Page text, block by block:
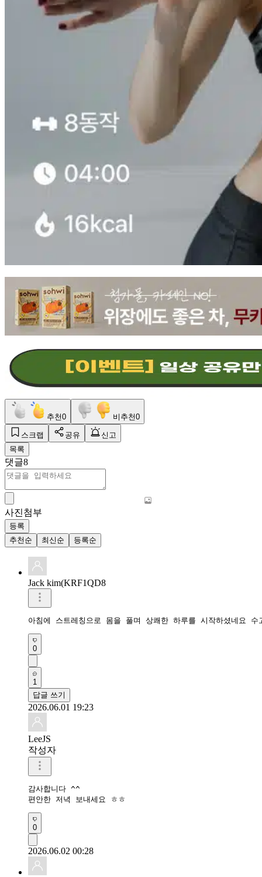
추천0 비추천0
스크랩 공유
신고
목록
댓글8
사진첨부
등록
추천순
최신순 등록순
Jack kim(KRF1QD8
아침에 스트레칭으로 몸을 풀며 상쾌한 하루를 시작하셨네요 수
0
1
답글 쓰기
2026.06.01 19:23
LeeJS
작성자
감사합니다 ^^
편안한 저녁 보내세요 ㅎㅎ
0
2026.06.02 00:28